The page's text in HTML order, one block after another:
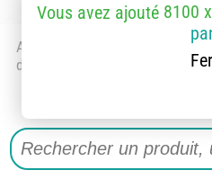
Accueil
> Accessoires et pièces
détachées
Vous avez ajouté 8100